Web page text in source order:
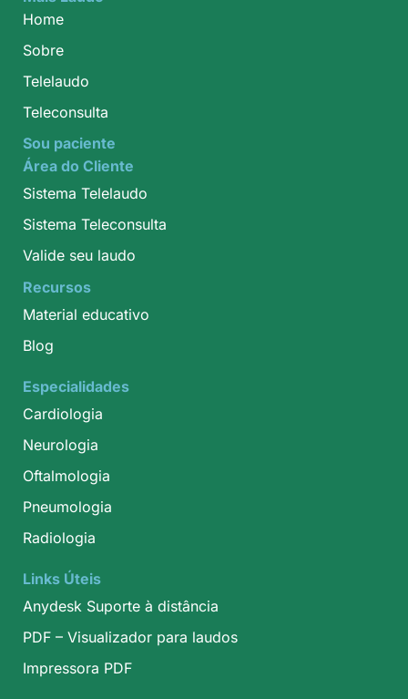
Home
Sobre
Telelaudo
Teleconsulta
Sou paciente
Área do Cliente
Sistema Telelaudo
Sistema Teleconsulta
Valide seu laudo
Recursos
Material educativo
Blog
Especialidades
Cardiologia
Neurologia
Oftalmologia
Pneumologia
Radiologia
Links Úteis
Anydesk Suporte à distância
PDF – Visualizador para laudos
Impressora PDF